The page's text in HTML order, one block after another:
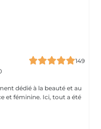
149
dédié à la beauté et au
et féminine. Ici, tout a été